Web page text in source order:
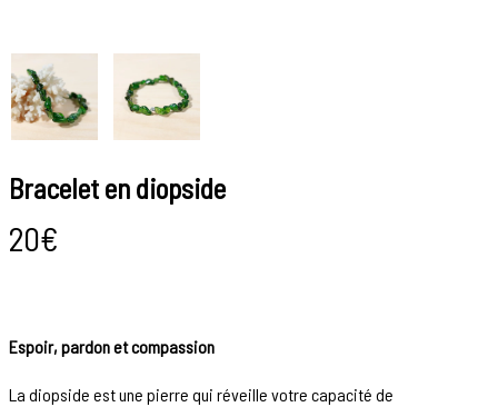
Bracelet en diopside
20€
Espoir, pardon et compassion
La diopside est une pierre qui réveille votre capacité de